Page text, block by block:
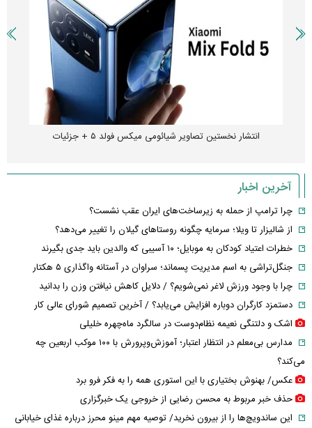
انتشار نخستین تصاویر شیائومی میکس فولد ۵ + جزئیات
آخرین اخبار
چرا ترامپ از حمله به زیرساخت‌های ایران عقب نشست؟
از شالیزار تا ویلا؛ سرمایه چگونه روستاهای گیلان را تغییر می‌دهد؟
خطرات اعتیاد کودکان به موبایل؛ ۱۰ آسیبی که والدین باید جدی بگیرند
جنگل‌تراشی به اسم مدیریت پسماند؛ سراوان در آستانه واگذاری ۵ هکتار
چرا با وجود ورزش لاغر نمی‌شویم؟ / دلایل کاهش نیافتن وزن را بدانید
دستمزد کارگران دوباره افزایش می‌یابد؟ / آخرین تصمیم شورای عالی کار
اشک و دلتنگی نعیمه نظام‌دوست در سالگرد ماه‌چهره خلیلی
مدارس بی‌معلم در انتظار اعتبار؛ آموزش‌وپرورش با ۱۰۰ موکب اربعین چه
می‌کند؟
عکس/ بهنوش بختیاری با این استوری همه را به فکر فرو برد
حذف خبر مربوط به محسن رضایی از خروجی یک خبرگزاری
این ساندویچ‌ها را از بیرون نخرید/ توصیه مهم مینو محرز درباره غذای خیابانی